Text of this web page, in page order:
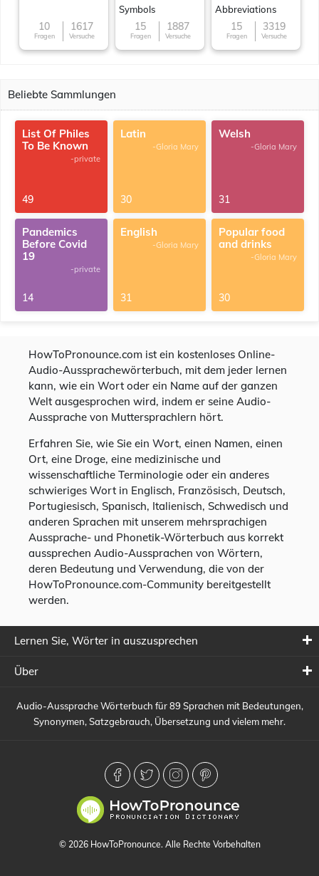
10
Fragen
1617
Versuche
Symbols
15
Fragen
1887
Versuche
Abbreviations
15
Fragen
3319
Versuche
Beliebte Sammlungen
List Of Philes
To Be Known
-private
49
Latin
-Gloria Mary
30
Welsh
-Gloria Mary
31
Pandemics
Before Covid
19
-private
14
English
-Gloria Mary
31
Popular food
and drinks
-Gloria Mary
30
HowToPronounce.com ist ein kostenloses Online-
Audio-Aussprachewörterbuch, mit dem jeder lernen
kann, wie ein Wort oder ein Name auf der ganzen
Welt ausgesprochen wird, indem er seine Audio-
Aussprache von Muttersprachlern hört.
Erfahren Sie, wie Sie ein Wort, einen Namen, einen
Ort, eine Droge, eine medizinische und
wissenschaftliche Terminologie oder ein anderes
schwieriges Wort in Englisch, Französisch, Deutsch,
Portugiesisch, Spanisch, Italienisch, Schwedisch und
anderen Sprachen mit unserem mehrsprachigen
Aussprache- und Phonetik-Wörterbuch aus korrekt
aussprechen Audio-Aussprachen von Wörtern,
deren Bedeutung und Verwendung, die von der
HowToPronounce.com-Community bereitgestellt
werden.
Lernen Sie, Wörter in auszusprechen
Über
Audio-Aussprache Wörterbuch für 89 Sprachen mit Bedeutungen,
Synonymen, Satzgebrauch, Übersetzung und vielem mehr.
© 2026 HowToPronounce. Alle Rechte Vorbehalten